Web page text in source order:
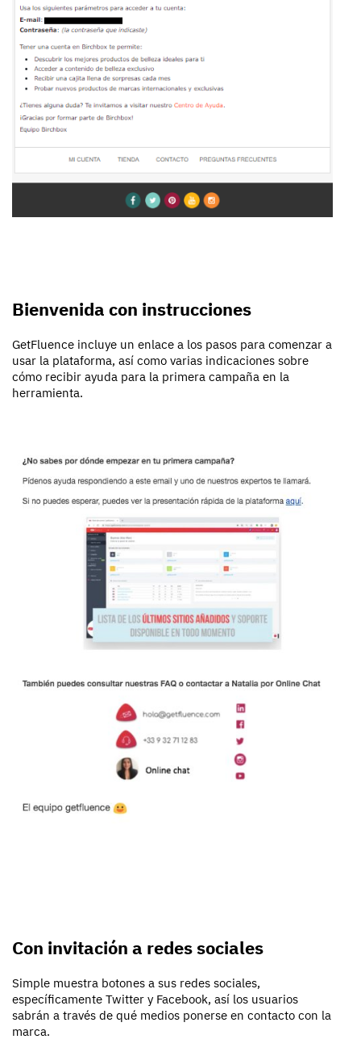
Bienvenida con instrucciones
GetFluence incluye un enlace a los pasos para comenzar a
usar la plataforma, así como varias indicaciones sobre
cómo recibir ayuda para la primera campaña en la
herramienta.
Con invitación a redes sociales
Simple muestra botones a sus redes sociales,
específicamente Twitter y Facebook, así los usuarios
sabrán a través de qué medios ponerse en contacto con la
marca.